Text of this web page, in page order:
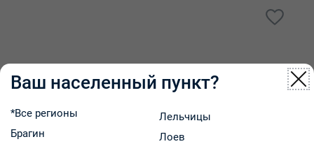
Ваш населенный пункт?
*Все регионы
Брагин
Лельчицы
Лоев